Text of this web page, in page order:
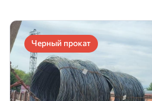
Черный прокат